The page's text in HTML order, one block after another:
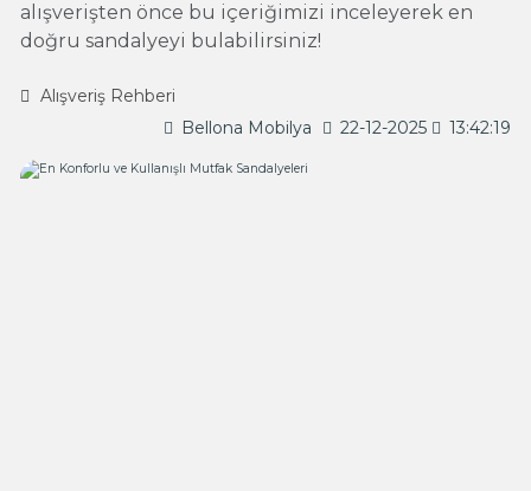
alışverişten önce bu içeriğimizi inceleyerek en
doğru sandalyeyi bulabilirsiniz!
Alışveriş Rehberi
Bellona Mobilya
22-12-2025 13:42:19